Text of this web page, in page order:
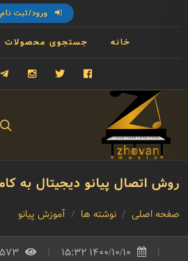
ورود/ثبت نام
خانه جستجوی محصولات
فیسبوک توییتر
روش اتصال پیانو دیجیتال به
صفحه اصلی نوشته ها آموزش پیانو
37573